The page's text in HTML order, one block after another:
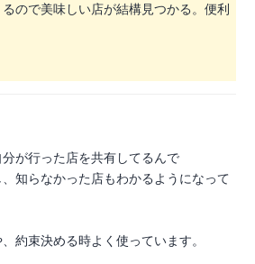
ので美味しい店が結構見つかる。便利
が行った店を共有してるんで
知らなかった店もわかるようになって
約束決める時よく使っています。